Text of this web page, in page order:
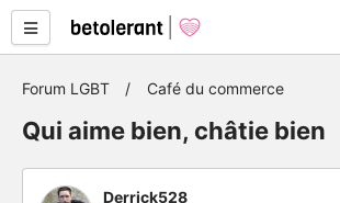
Forum LGBT Café du commerce
Qui aime bien, châtie bien
Derrick528